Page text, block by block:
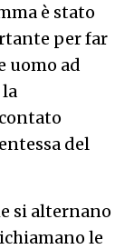
è stato
per far
uomo ad
del
si alternano
le